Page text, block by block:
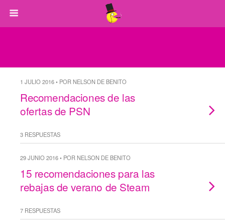
1 JULIO 2016 • POR NELSON DE BENITO
Recomendaciones de las
ofertas de PSN
3 RESPUESTAS
29 JUNIO 2016 • POR NELSON DE BENITO
15 recomendaciones para las
rebajas de verano de Steam
7 RESPUESTAS